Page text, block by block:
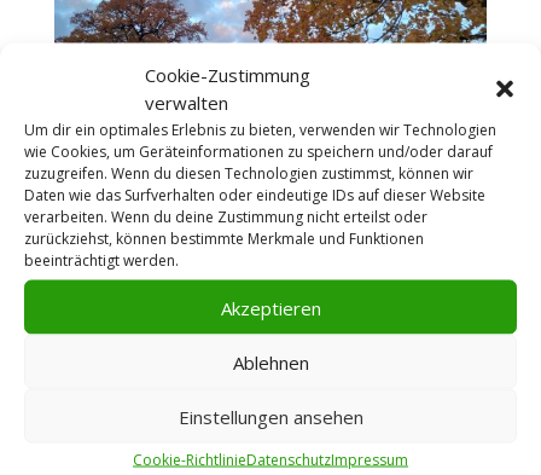
Cookie-Zustimmung
verwalten
Um dir ein optimales Erlebnis zu bieten, verwenden wir Technologien
wie Cookies, um Geräteinformationen zu speichern und/oder darauf
zuzugreifen. Wenn du diesen Technologien zustimmst, können wir
Daten wie das Surfverhalten oder eindeutige IDs auf dieser Website
verarbeiten. Wenn du deine Zustimmung nicht erteilst oder
zurückziehst, können bestimmte Merkmale und Funktionen
beeinträchtigt werden.
Akzeptieren
Ablehnen
Einstellungen ansehen
Cookie-RichtlinieDatenschutzImpressum
Autumn Leaves, Johnny Mercer (nach Les Feuilles
summer kissesThe sunburned hands I used to
holdSince you went away the days grow longAnd soon
I’ll hear old...